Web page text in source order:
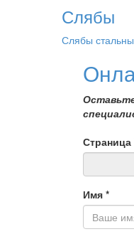
Слябы
Слябы
Страница
Имя *